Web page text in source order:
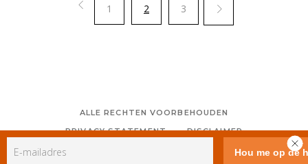
1 2 3
ALLE RECHTEN VOORBEHOUDEN
PRIVACY STATEMENT
DISCLAIMER